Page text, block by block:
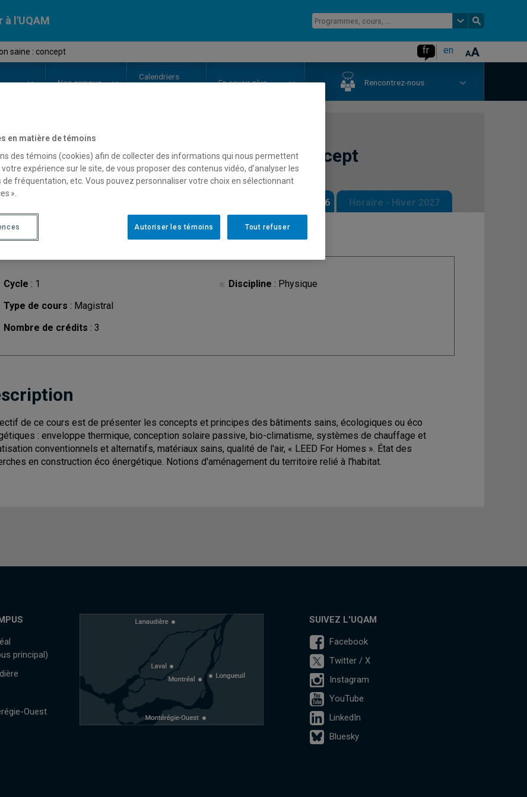
à l'UQAM
saine : concept fr en
Noscampus
Calendriers
En savoir plus Rencontrez-nous
// PHY2672-La maison saine : concept
Horaire - Automne 2026 Horaire - Hiver 2027
Cycle : 1
Type de cours : Magistral
Nombre de crédits : 3
Discipline : Physique
de ce cours est de présenter les concepts et principes des bâtiments sains, écologiques ou éco
: enveloppe thermique, conception solaire passive, bio-climatisme, systèmes de chauffage et
conventionnels et alternatifs, matériaux sains, qualité de l'air, « LEED For Homes ». État des
en construction éco énergétique. Notions d'aménagement du territoire relié à l'habitat.
principal)
Ouest
SUIVEZ L'UQAM
Facebook
Twitter / X
Instagram
YouTube
LinkedIn
Bluesky
en matière de témoins
des témoins (cookies) afin de collecter des informations qui nous permettent
votre expérience sur le site, de vous proposer des contenus vidéo, d’analyser les
fréquentation, etc. Vous pouvez personnaliser votre choix en sélectionnant
».
Tout refuser
Autoriser les témoins